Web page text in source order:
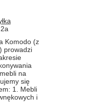
Komodo (z
prowadzi
na
się
1. Mebli
i